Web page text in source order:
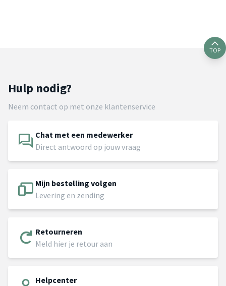
TOP
Hulp nodig?
Neem contact op met onze klantenservice
Chat met een medewerker
Direct antwoord op jouw vraag
Mijn bestelling volgen
Levering en zending
Retourneren
Meld hier je retour aan
Helpcenter